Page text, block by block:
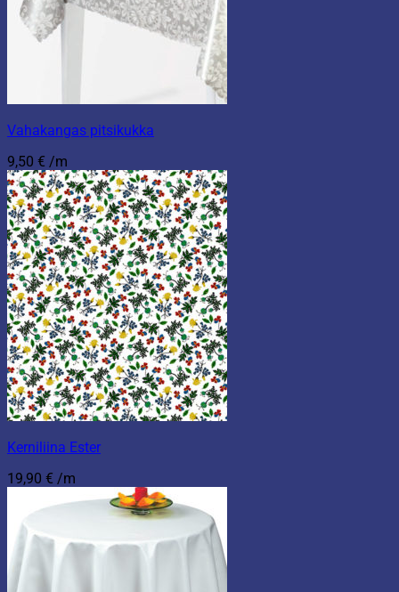
Vahakangas pitsikukka
9,50 € /m
Kerniliina Ester
19,90 € /m